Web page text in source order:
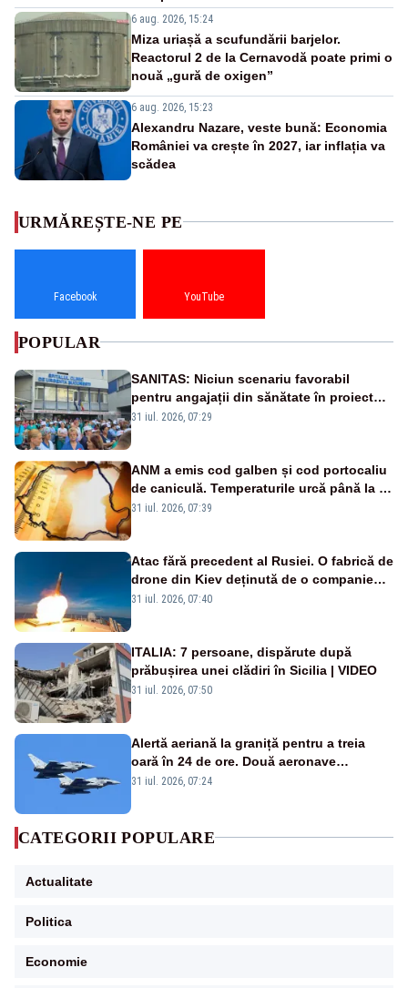
6 aug. 2026, 15:24
Miza uriașă a scufundării barjelor.
Reactorul 2 de la Cernavodă poate primi o
nouă „gură de oxigen”
6 aug. 2026, 15:23
Alexandru Nazare, veste bună: Economia
României va crește în 2027, iar inflația va
scădea
URMĂREȘTE-NE PE
Facebook YouTube
POPULAR
SANITAS: Niciun scenariu favorabil
pentru angajații din sănătate în proiectul
Legii salarizării
31 iul. 2026, 07:29
ANM a emis cod galben și cod portocaliu
de caniculă. Temperaturile urcă până la 38
de grade, iar nopțile devin tropicale
31 iul. 2026, 07:39
Atac fără precedent al Rusiei. O fabrică de
drone din Kiev deținută de o companie
americană, distrusă de o rachetă
31 iul. 2026, 07:40
ITALIA: 7 persoane, dispărute după
prăbușirea unei clădiri în Sicilia | VIDEO
31 iul. 2026, 07:50
Alertă aeriană la graniță pentru a treia
oară în 24 de ore. Două aeronave
Eurofighter britanice au fost ridicate de la
31 iul. 2026, 07:24
CATEGORII POPULARE
Actualitate
Politica
Economie